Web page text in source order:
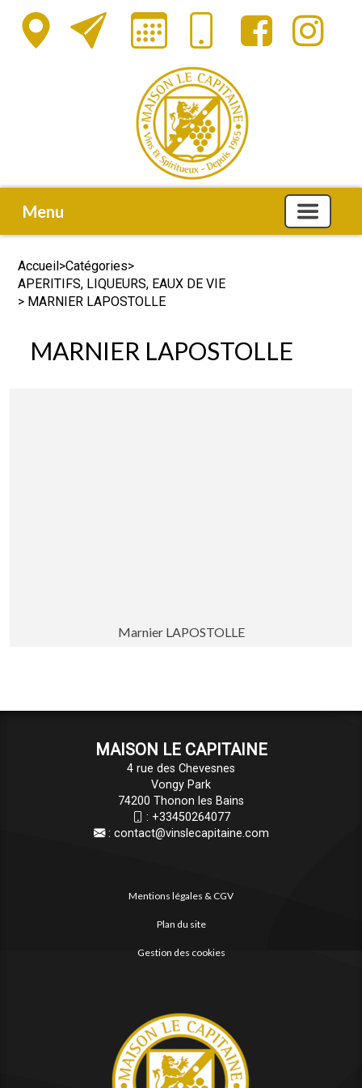
Menu
Accueil>Catégories>
APERITIFS, LIQUEURS, EAUX DE VIE
> MARNIER LAPOSTOLLE
MARNIER LAPOSTOLLE
Marnier LAPOSTOLLE
MAISON LE CAPITAINE
4 rue des Chevesnes
Vongy Park
74200 Thonon les Bains
: +33450264077
: contact@vinslecapitaine.com
Mentions légales & CGV
Plan du site
Gestion des cookies